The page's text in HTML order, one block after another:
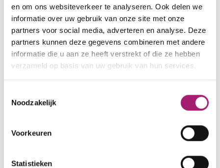
en om ons websiteverkeer te analyseren. Ook delen we
informatie over uw gebruik van onze site met onze
partners voor social media, adverteren en analyse. Deze
partners kunnen deze gegevens combineren met andere
informatie die u aan ze heeft verstrekt of die ze hebben
verzameld op basis van uw gebruik van hun services.
Noodzakelijk
Voorkeuren
Statistieken
Soorten behandelingen
Maagverkleiningen
Gastric bypass
SADI-bypass
MiniMizer Ring